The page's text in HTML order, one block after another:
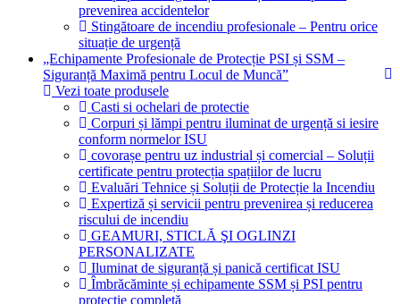
prevenirea accidentelor
Stingătoare de incendiu profesionale – Pentru orice
situație de urgență
„Echipamente Profesionale de Protecție PSI și SSM –
Siguranță Maximă pentru Locul de Muncă”
Vezi toate produsele
Casti si ochelari de protectie
Corpuri și lămpi pentru iluminat de urgență si iesire
conform normelor ISU
covorașe pentru uz industrial și comercial – Soluții
certificate pentru protecția spațiilor de lucru
Evaluări Tehnice și Soluții de Protecție la Incendiu
Expertiză și servicii pentru prevenirea și reducerea
riscului de incendiu
GEAMURI, STICLĂ ŞI OGLINZI
PERSONALIZATE
Iluminat de siguranță și panică certificat ISU
Îmbrăcăminte și echipamente SSM și PSI pentru
protecție completă